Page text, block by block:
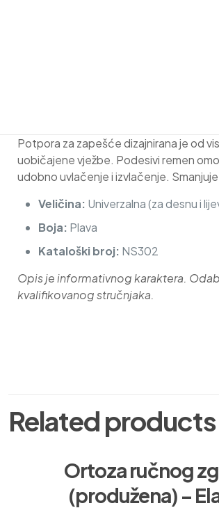
Potpora za zapešće dizajnirana je od
uobičajene vježbe. Podesivi remen
udobno uvlačenje i izvlačenje.
Veličina: Univerzalna (za desnu i
Boja: Plava
Kataloški broj: NS302
Opis je informativnog karaktera.
kvalifikovanog stručnjaka.
Related products
Ortoza ručnog
(produžena) –